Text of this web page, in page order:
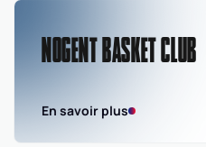
NOGENT BASKET CLUB
En savoir plus